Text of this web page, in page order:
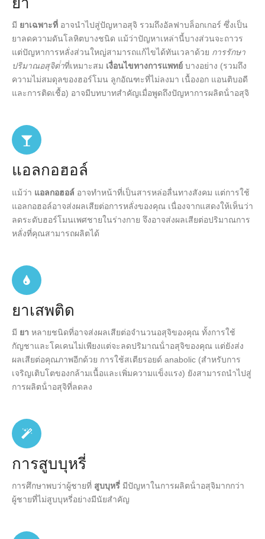
มี ยาเฉพาะที่ อาจนําไปสู่ปัญหาอสุจิ รวมถึงอัลฟาบล็อกเกอร์ ซึ่งเป็น
ยาลดความดันโลหิตบางชนิด แม้ว่าปัญหาเหล่านี้บางส่วนจะถาวร
แต่ปัญหาการหลั่งส่วนใหญ่สามารถแก้ไขได้ทันเวลาด้วย การรักษา
ปริมาณอสุจิต่ําที่เหมาะสม เงื่อนไขทางการแพทย์ บางอย่าง (รวมถึง
ความไม่สมดุลของฮอร์โมน ลูกอัณฑะที่ไม่ลงมา เนื้องอก แอนติบอดี
และการติดเชื้อ) อาจมีบทบาทสําคัญเมื่อพูดถึงปัญหาการผลิตน้ําอสุจิ
แอลกอฮอล์
แม้ว่า แอลกอฮอล์ อาจทําหน้าที่เป็นสารหล่อลื่นทางสังคม แต่การใช้
แอลกอฮอล์อาจส่งผลเสียต่อการหลั่งของคุณ เนื่องจากแสดงให้เห็นว่า
ลดระดับฮอร์โมนเพศชายในร่างกาย จึงอาจส่งผลเสียต่อปริมาณการ
หลั่งที่คุณสามารถผลิตได้
ยาเสพติด
มี ยา หลายชนิดที่อาจส่งผลเสียต่อจํานวนอสุจิของคุณ ทั้งการใช้
กัญชาและโคเคนไม่เพียงแต่จะลดปริมาณน้ําอสุจิของคุณ แต่ยังส่ง
ผลเสียต่อคุณภาพอีกด้วย การใช้สเตียรอยด์ anabolic (สําหรับการ
เจริญเติบโตของกล้ามเนื้อและเพิ่มความแข็งแรง) ยังสามารถนําไปสู่
การผลิตน้ําอสุจิที่ลดลง
การสูบบุหรี่
การศึกษาพบว่าผู้ชายที่ สูบบุหรี่ มีปัญหาในการผลิตน้ําอสุจิมากกว่า
ผู้ชายที่ไม่สูบบุหรี่อย่างมีนัยสําคัญ